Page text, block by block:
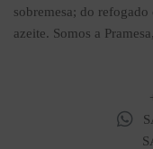
sobremesa; do
azeite. Somos a